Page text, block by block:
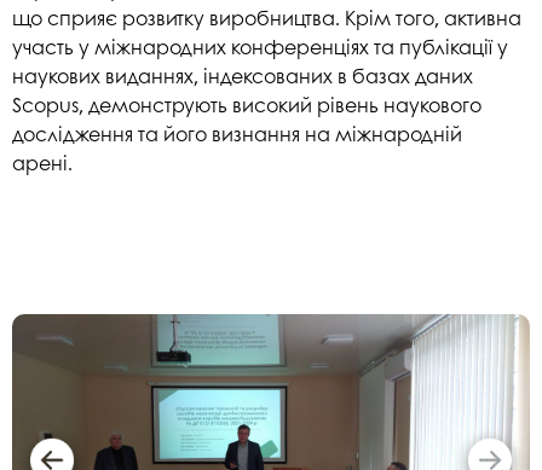
що сприяє розвитку виробництва. Крім того, активна
участь у міжнародних конференціях та публікації у
наукових виданнях, індексованих в базах даних
Scopus, демонструють високий рівень наукового
дослідження та його визнання на міжнародній
арені.